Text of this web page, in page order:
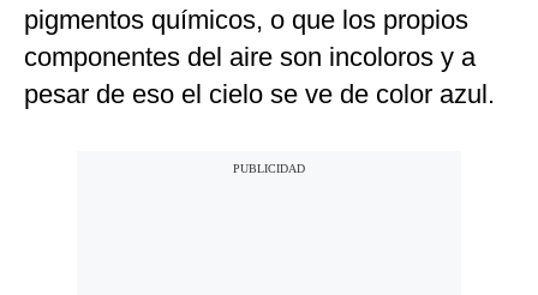
pigmentos químicos, o que los propios
componentes del aire son incoloros y a
pesar de eso el cielo se ve de color azul.